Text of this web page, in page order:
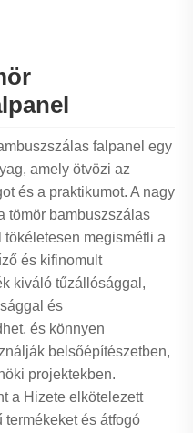
falpanel egy
amely ötvözi az
és a praktikumot. A nagy
tömör bambuszszálas
megismétli a
és kifinomult
kiváló tűzállósággal,
és
és könnyen
belsőépítészetben,
projektekben.
a Hizete elkötelezett
és átfogó